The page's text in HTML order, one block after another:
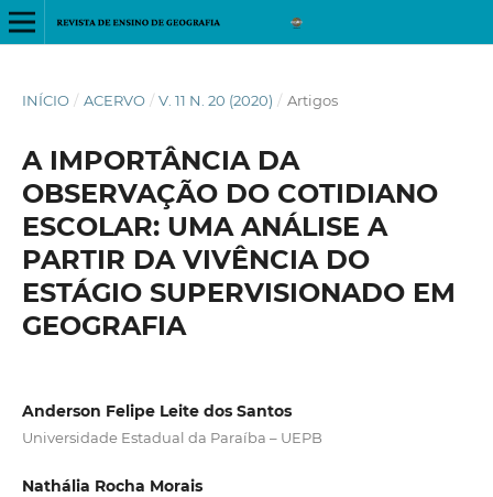
INÍCIO / ACERVO / V. 11 N. 20 (2020) / Artigos
A IMPORTÂNCIA DA
OBSERVAÇÃO DO COTIDIANO
ESCOLAR: UMA ANÁLISE A
PARTIR DA VIVÊNCIA DO
ESTÁGIO SUPERVISIONADO EM
GEOGRAFIA
Anderson Felipe Leite dos Santos
Universidade Estadual da Paraíba – UEPB
Nathália Rocha Morais